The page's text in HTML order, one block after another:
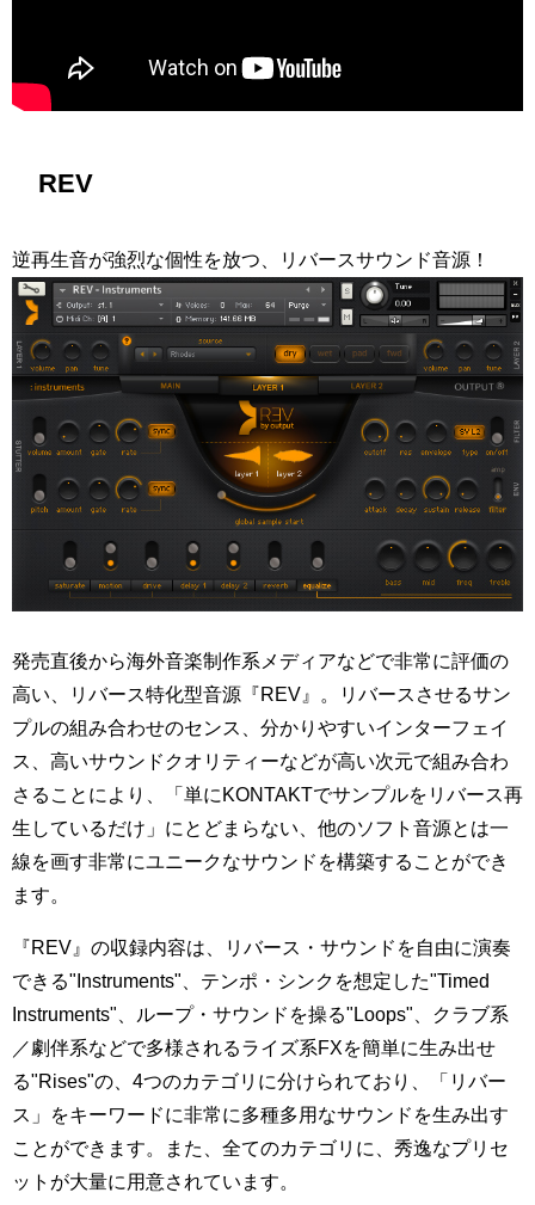
REV
逆再生音が強烈な個性を放つ、リバースサウンド音源！
発売直後から海外音楽制作系メディアなどで非常に評価の
高い、リバース特化型音源『REV』。リバースさせるサン
プルの組み合わせのセンス、分かりやすいインターフェイ
ス、高いサウンドクオリティーなどが高い次元で組み合わ
さることにより、「単にKONTAKTでサンプルをリバース再
生しているだけ」にとどまらない、他のソフト音源とは一
線を画す非常にユニークなサウンドを構築することができ
ます。
『REV』の収録内容は、リバース・サウンドを自由に演奏
できる"Instruments"、テンポ・シンクを想定した"Timed
Instruments"、ループ・サウンドを操る"Loops"、クラブ系
／劇伴系などで多様されるライズ系FXを簡単に生み出せ
る"Rises"の、4つのカテゴリに分けられており、「リバー
ス」をキーワードに非常に多種多用なサウンドを生み出す
ことができます。また、全てのカテゴリに、秀逸なプリセ
ットが大量に用意されています。